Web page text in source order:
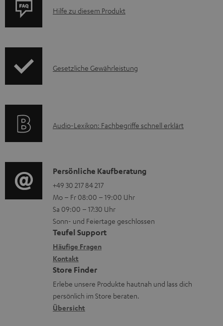
m
e
H
u
n
t
e
r
l
a
d
e
n
P
u
A
Hilfe zu diesem Produkt
I
r
t
i
o
n
e
n
z
u
r
G
Gesetzliche Gewährleistung
A
i
o
-
L
e
x
i
k
o
n
Audio-Lexikon: Fachbegriffe schnell erklärt
K
o
n
t
a
k
t
d
a
t
Persönliche Kaufberatung
+49 30 217 84 217
Mo – Fr 08:00 – 19:00 Uhr
Sa 09:00 – 17:30 Uhr
Sonn- und Feiertage geschlossen
Teufel Support
Häufige Fragen
Kontakt
Store Finder
Erlebe unsere Produkte hautnah und lass dich
persönlich im Store beraten.
Übersicht